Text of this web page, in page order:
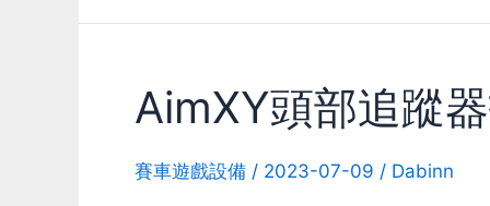
決
向
AimXY頭部追蹤
賽車遊戲設備 / 2023-07-09 / Dabinn